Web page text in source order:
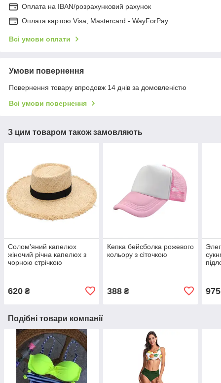
Оплата на IBAN/розрахунковий рахунок
Оплата картою Visa, Mastercard - WayForPay
Всі умови оплати
Умови повернення
Повернення товару впродовж 14 днів за домовленістю
Всі умови повернення
З цим товаром також замовляють
Солом'яний капелюх
жіночий річна капелюх з
чорною стрічкою
620 ₴
Кепка бейсболка рожевого
кольору з сіточкою
388₴ 975
Подібні товари компанії